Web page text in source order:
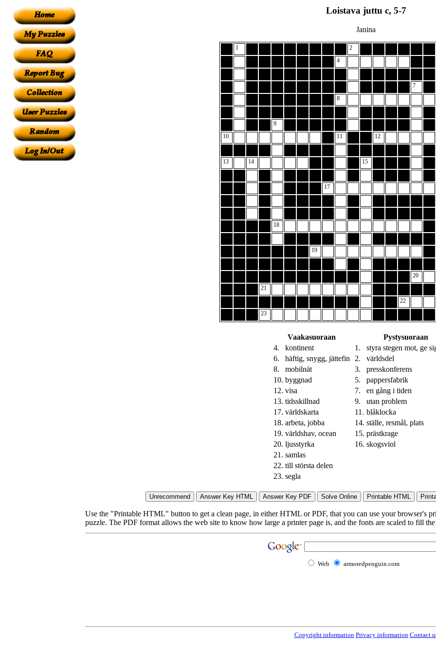
Loistava juttu c, 5-7
Janina
1 2
4
7
8
9
10
11 12
13 14 15
17
18
19
20
21
22
23
Vaakasuoraan
4.
kontinent
6.
häftig, snygg, jättefin
8.
mobilnät
10. byggnad
12. visa
13. tidsskillnad
17. världskarta
18. arbeta, jobba
19. världshav, ocean
20. ljusstyrka
21. samlas
22. till största delen
23. segla
Pystysuoraan
1.
styra stegen mot, ge
2.
världsdel
3.
presskonferens
5.
pappersfabrik
7.
en gång i tiden
9.
utan problem
11. blåklocka
14. ställe, resmål, plats
15. prästkrage
16. skogsviol
Use the "Printable HTML" button to get a clean page, in either HTML or PDF, that you can use your browser's
puzzle. The PDF format allows the web site to know how large a printer page is, and the fonts are scaled to fill the
Web armoredpenguin.com
Copyright information Privacy information Contact